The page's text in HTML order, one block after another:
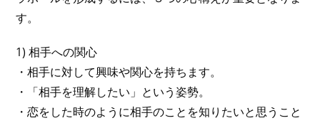
す。
1) 相手への関心
・相手に対して興味や関心を持ちます。
・「相手を理解したい」という姿勢。
・恋をした時のように相手のことを知りたいと思うこと